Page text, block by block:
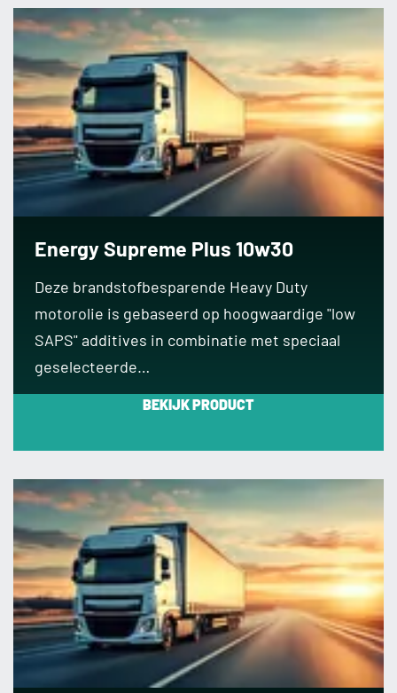
Energy Supreme Plus 10w30
Deze brandstofbesparende Heavy Duty
motorolie is gebaseerd op hoogwaardige "low
SAPS" additives in combinatie met speciaal
geselecteerde…